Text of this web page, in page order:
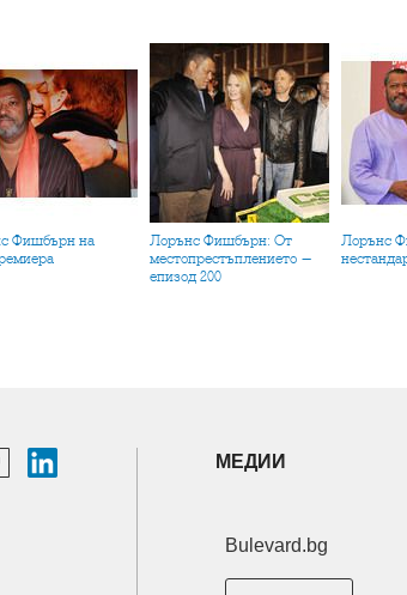
Лорънс Фишбърн: От
местопрестъплението -
епизод 200
Лорънс Фишбърн в
МЕДИИ
Bulevard.bg